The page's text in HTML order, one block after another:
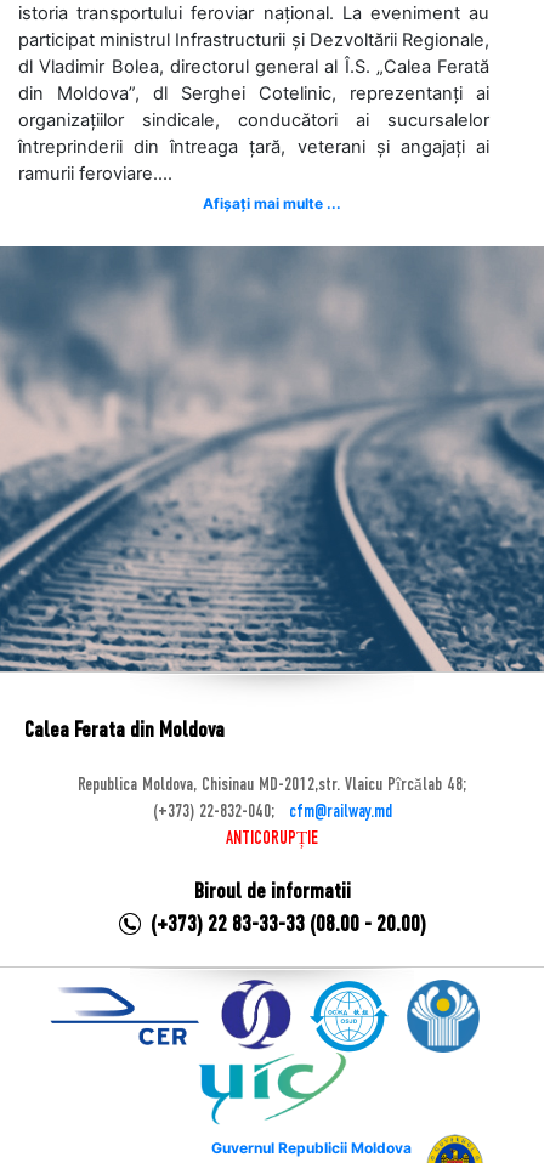
istoria transportului feroviar național. La eveniment au
participat ministrul Infrastructurii și Dezvoltării Regionale,
dl Vladimir Bolea, directorul general al Î.S. „Calea Ferată
din Moldova”, dl Serghei Cotelinic, reprezentanți ai
organizațiilor sindicale, conducători ai sucursalelor
întreprinderii din întreaga țară, veterani și angajați ai
ramurii feroviare....
Afișați mai multe ...
Calea Ferata din Moldova
Republica Moldova, Chisinau MD-2012,str. Vlaicu Pîrcălab 48;
(+373) 22-832-040;
cfm@railway.md
ANTICORUPȚIE
Biroul de informatii
(+373) 22 83-33-33 (08.00 - 20.00)
Guvernul Republicii Moldova